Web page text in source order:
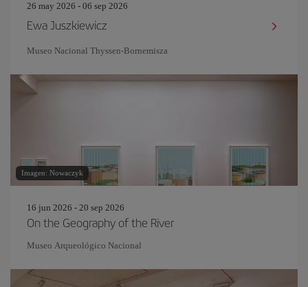
26 may 2026 - 06 sep 2026
Ewa Juszkiewicz
Museo Nacional Thyssen-Bornemisza
Imagen: Nowaczyk
16 jun 2026 - 20 sep 2026
On the Geography of the River
Museo Arqueológico Nacional